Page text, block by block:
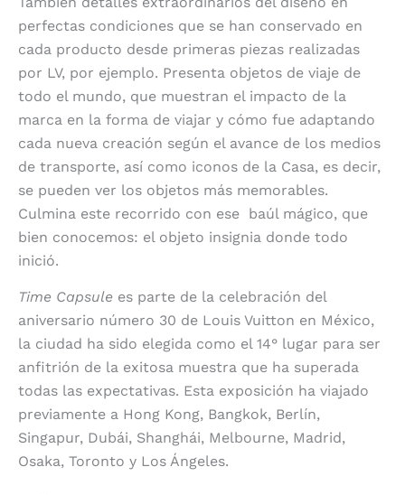
perfectas condiciones que se han conservado en
cada producto desde primeras piezas realizadas
por LV, por ejemplo. Presenta objetos de viaje de
todo el mundo, que muestran el impacto de la
marca en la forma de viajar y cómo fue adaptando
cada nueva creación según el avance de los medios
de transporte, así como iconos de la Casa, es decir,
se pueden ver los objetos más memorables.
Culmina este recorrido con ese baúl mágico, que
bien conocemos: el objeto insignia donde todo
inició.
Time Capsule es parte de la celebración del
aniversario número 30 de Louis Vuitton en México,
la ciudad ha sido elegida como el 14° lugar para ser
anfitrión de la exitosa muestra que ha superada
todas las expectativas. Esta exposición ha viajado
previamente a Hong Kong, Bangkok, Berlín,
Singapur, Dubái, Shanghái, Melbourne, Madrid,
Osaka, Toronto y Los Ángeles.